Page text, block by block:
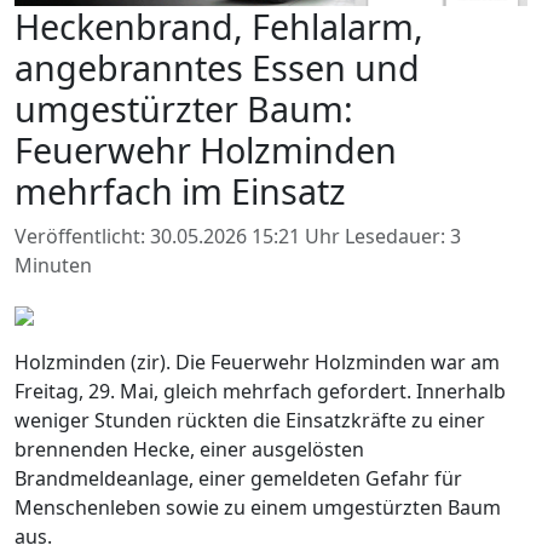
Heckenbrand, Fehlalarm,
angebranntes Essen und
umgestürzter Baum:
Feuerwehr Holzminden
mehrfach im Einsatz
Veröffentlicht: 30.05.2026 15:21 Uhr Lesedauer: 3
Minuten
Holzminden (zir). Die Feuerwehr Holzminden war am
Freitag, 29. Mai, gleich mehrfach gefordert. Innerhalb
weniger Stunden rückten die Einsatzkräfte zu einer
brennenden Hecke, einer ausgelösten
Brandmeldeanlage, einer gemeldeten Gefahr für
Menschenleben sowie zu einem umgestürzten Baum
aus.